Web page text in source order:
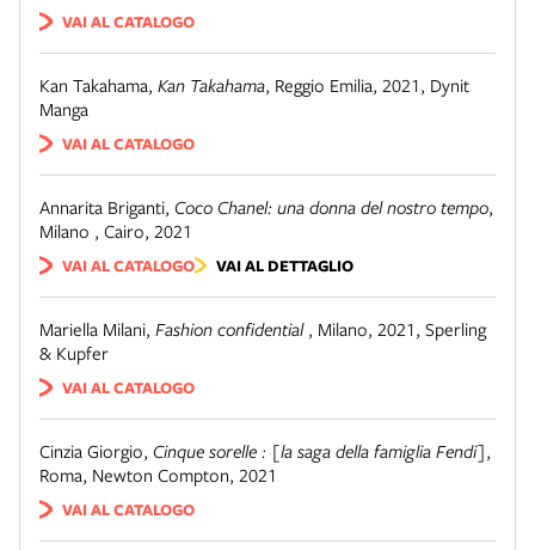
VAI AL CATALOGO
Kan Takahama, Kan Takahama, Reggio Emilia, 2021 , Dynit
Manga
VAI AL CATALOGO
Annarita Briganti, Coco Chanel: una donna del nostro tempo,
Milano , Cairo, 2021
VAI AL CATALOGO VAI AL DETTAGLIO
Mariella Milani, Fashion confidential , Milano, 2021 , Sperling
& Kupfer
VAI AL CATALOGO
Cinzia Giorgio, Cinque sorelle : [la saga della famiglia Fendi],
Roma, Newton Compton, 2021
VAI AL CATALOGO